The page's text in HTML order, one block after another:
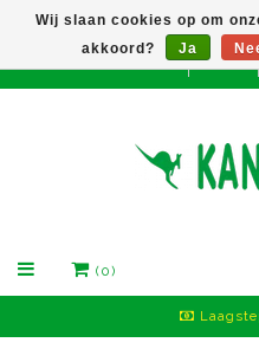
EUR
(0)
Wij slaan cookies op om
akkoord?
Ja